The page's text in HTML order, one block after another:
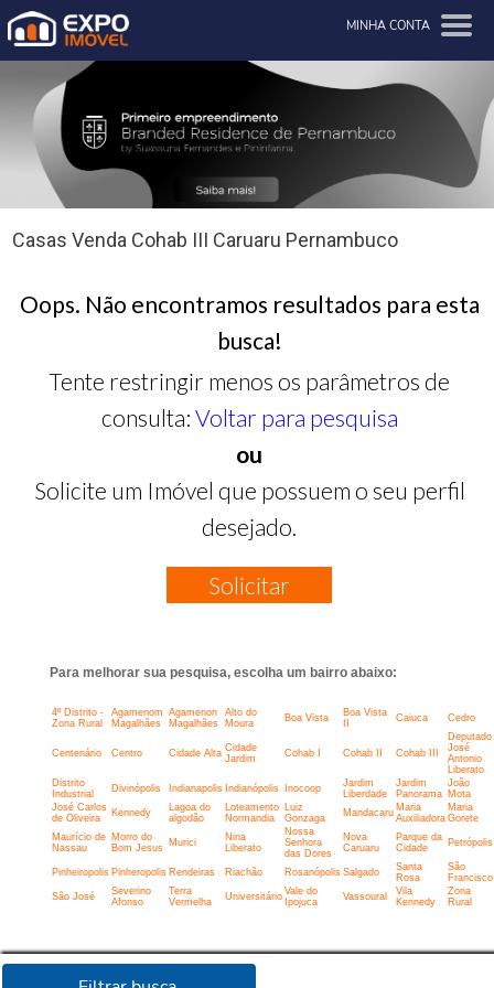
MINHA CONTA
Casas Venda Cohab III Caruaru Pernambuco
Oops. Não encontramos resultados para esta
busca!
Tente restringir menos os parâmetros de
consulta: Voltar para pesquisa
ou
Solicite um Imóvel que possuem o seu perfil
desejado.
Solicitar
Para melhorar sua pesquisa, escolha um bairro abaixo:
4º Distrito -
Zona Rural
Agamenom
Magalhães
Agamenon
Magalhães
Alto do
Moura
Boa Vista
Boa Vista
Caiuca Cedro
Centenário Centro Cidade Alta Cidade
Jardim
Cohab I Cohab II Cohab III
Deputado
José
Antonio
Liberato
Distrito
Industrial
Divinópolis Indianapolis Indianópolis Inocoop
Jardim
Liberdade
Jardim
Panorama
João
Mota
José Carlos
de Oliveira
Kennedy
Lagoa do
algodão
Loteamento
Normandia
Luiz
Gonzaga
Mandacaru Maria
Auxiliadora
Maria
Gorete
Maurício de
Nassau
Morro do
Bom Jesus
Murici
Nina
Liberato
Nossa
Senhora
das Dores
Nova
Caruaru
Parque da
Cidade
Petrópolis
Pinheiropolis Pinheropolis Rendeiras Riachão Rosanópolis Salgado
Santa
Rosa
São
Francisco
São José
Severino
Afonso
Terra
Vermelha
Universitário Vale do
Ipojuca
Vassoural
Vila
Kennedy
Zona
Rural